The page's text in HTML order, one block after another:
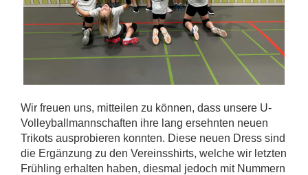
Wir freuen uns, mitteilen zu können, dass unsere U-
Volleyballmannschaften ihre lang ersehnten neuen
Trikots ausprobieren konnten. Diese neuen Dress sind
die Ergänzung zu den Vereinsshirts, welche wir letzten
Frühling erhalten haben, diesmal jedoch mit Nummern